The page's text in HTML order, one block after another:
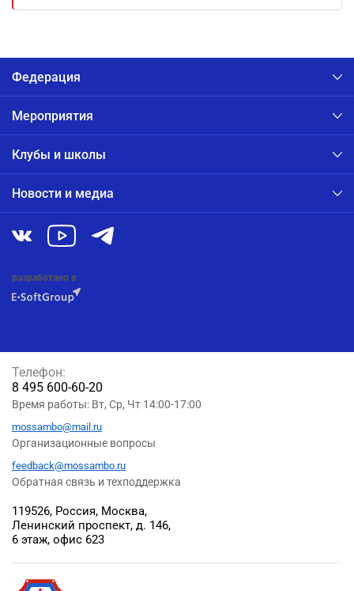
Федерация
Мероприятия
Клубы и школы
Новости и медиа
разработано в
119526, Россия, Москва,
Ленинский проспект, д. 146,
6 этаж, офис 623
Телефон:
8 495 600-60-20
Время работы: Вт, Ср, Чт 14:00-17:00
mossambo@mail.ru
Организационные вопросы
feedback@mossambo.ru
Обратная связь и техподдержка